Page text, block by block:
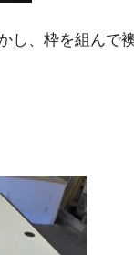
し、枠を組んで